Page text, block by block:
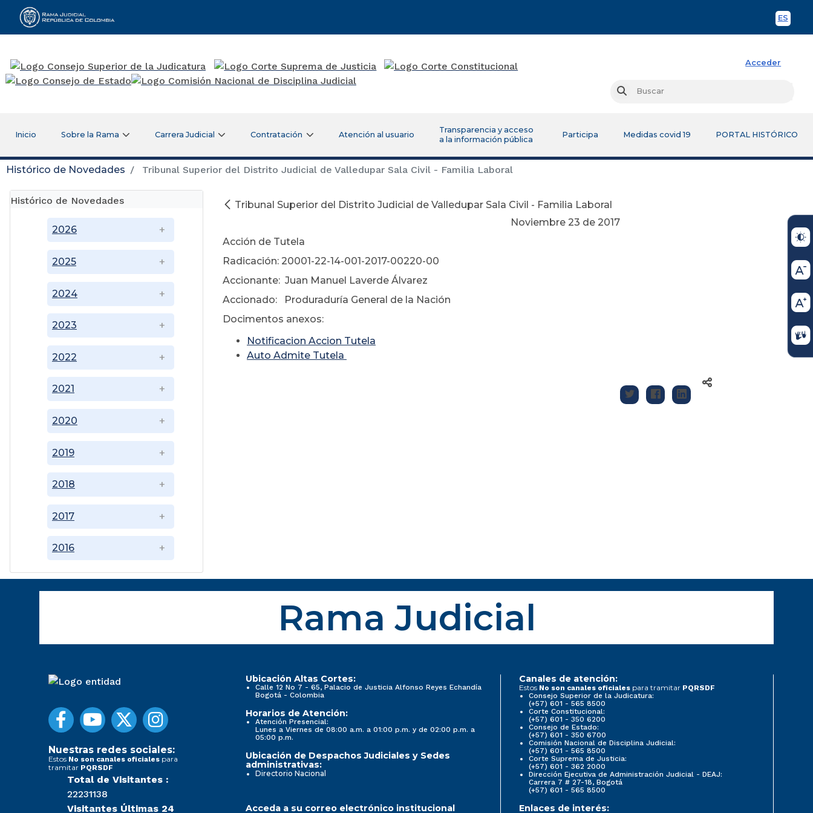
ES
Rama Judicial
Acceder
Buscar
Inicio Sobre la Rama Carrera Judicial Contratación Atención al usuario
Transparencia y acceso
a la información pública
Participa Medidas covid 19 PORTAL HISTÓRICO
Histórico de Novedades Tribunal Superior del Distrito Judicial de Valledupar Sala Civil - Familia Laboral
Histórico de Novedades
2016
2017
2018
2019
2020
2021
2022
2023
2024
2025
2026
Tribunal Superior del Distrito Judicial de Valledupar Sala Civil - Familia Laboral
Noviembre 23 de 2017
Acción de Tutela
Radicación: 20001-22-14-001-2017-00220-00
Accionante: Juan Manuel Laverde Álvarez
Accionado: Produraduría General de la Nación
Docimentos anexos:
Notificacion Accion Tutela
Auto Admite Tutela
Rama Judicial
Nuestras redes sociales:
Estos No son canales oficiales para
tramitar PQRSDF
Total de Visitantes :
22231138
Visitantes Últimas 24
Ubicación Altas Cortes:
Calle 12 No 7 - 65, Palacio de Justicia Alfonso Reyes Echandía
Bogotá - Colombia
Horarios de Atención:
Atención Presencial:
Lunes a Viernes de 08:00 a.m. a 01:00 p.m. y de 02:00 p.m. a
05:00 p.m.
Ubicación de Despachos Judiciales y Sedes
administrativas:
Directorio Nacional
Canales de atención:
Estos No son canales oficiales para tramitar PQRSDF
Consejo Superior de la Judicatura:
(+57) 601 - 565 8500
Corte Constitucional:
(+57) 601 - 350 6200
Consejo de Estado:
(+57) 601 - 350 6700
Comisión Nacional de Disciplina Judicial:
(+57) 601 - 565 8500
Corte Suprema de Justicia:
(+57) 601 - 362 2000
Dirección Ejecutiva de Administración Judicial - DEAJ:
Carrera 7 # 27-18, Bogotá
(+57) 601 - 565 8500
Acceda a su correo electrónico institucional Enlaces de interés: